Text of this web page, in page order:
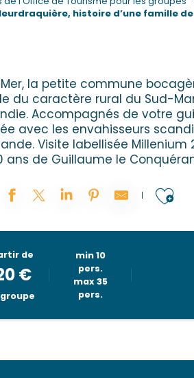
histoire d’une famille
la petite commune
du caractère rural du Sud-
Accompagnés de votre
avec les envahisseurs
Visite labellisée
ans de Guillaume le
de
€
min 10
pers.
max 35
pers.